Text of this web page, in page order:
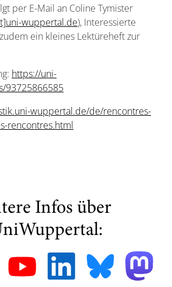
per E-Mail an Coline Tymister
wuppertal.de), Interessierte
ein kleines Lektüreheft zur
https://uni-
93725866585
wuppertal.de/de/rencontres-
rencontres.html
Infos über